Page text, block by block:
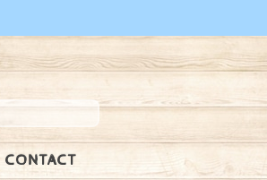
CONTACT